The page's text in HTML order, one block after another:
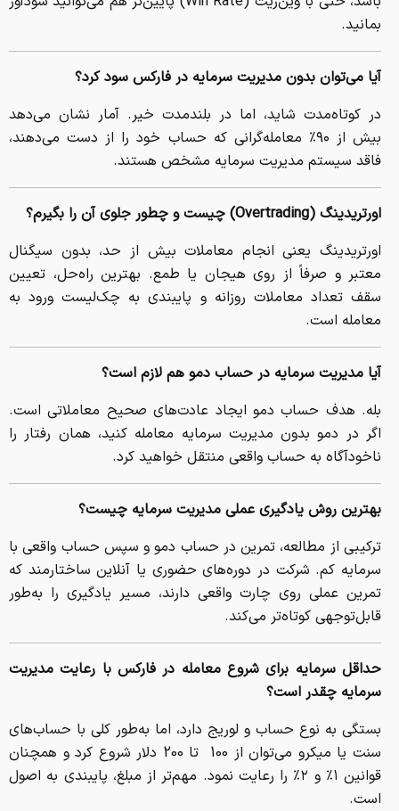
بمانید.
آیا می‌توان بدون مدیریت سرمایه در فارکس سود کرد؟
در کوتاه‌مدت شاید، اما در بلندمدت خیر. آمار نشان می‌دهد
بیش از ۹۰٪ معامله‌گرانی که حساب خود را از دست می‌دهند،
فاقد سیستم مدیریت سرمایه مشخص هستند.
اورتریدینگ (Overtrading) چیست و چطور جلوی آن را بگیرم؟
اورتریدینگ یعنی انجام معاملات بیش از حد، بدون سیگنال
معتبر و صرفاً از روی هیجان یا طمع. بهترین راه‌حل، تعیین
سقف تعداد معاملات روزانه و پایبندی به چک‌لیست ورود به
معامله است.
آیا مدیریت سرمایه در حساب دمو هم لازم است؟
بله. هدف حساب دمو ایجاد عادت‌های صحیح معاملاتی است.
اگر در دمو بدون مدیریت سرمایه معامله کنید، همان رفتار را
ناخودآگاه به حساب واقعی منتقل خواهید کرد.
بهترین روش یادگیری عملی مدیریت سرمایه چیست؟
ترکیبی از مطالعه، تمرین در حساب دمو و سپس حساب واقعی با
سرمایه کم. شرکت در دوره‌های حضوری یا آنلاین ساختارمند که
تمرین عملی روی چارت واقعی دارند، مسیر یادگیری را به‌طور
قابل‌توجهی کوتاه‌تر می‌کند.
حداقل سرمایه برای شروع معامله در فارکس با رعایت مدیریت
سرمایه چقدر است؟
بستگی به نوع حساب و لوریج دارد، اما به‌طور کلی با حساب‌های
سنت یا میکرو می‌توان از 100 تا 200 دلار شروع کرد و همچنان
قوانین ۱٪ و ۲٪ را رعایت نمود. مهم‌تر از مبلغ، پایبندی به اصول
است.